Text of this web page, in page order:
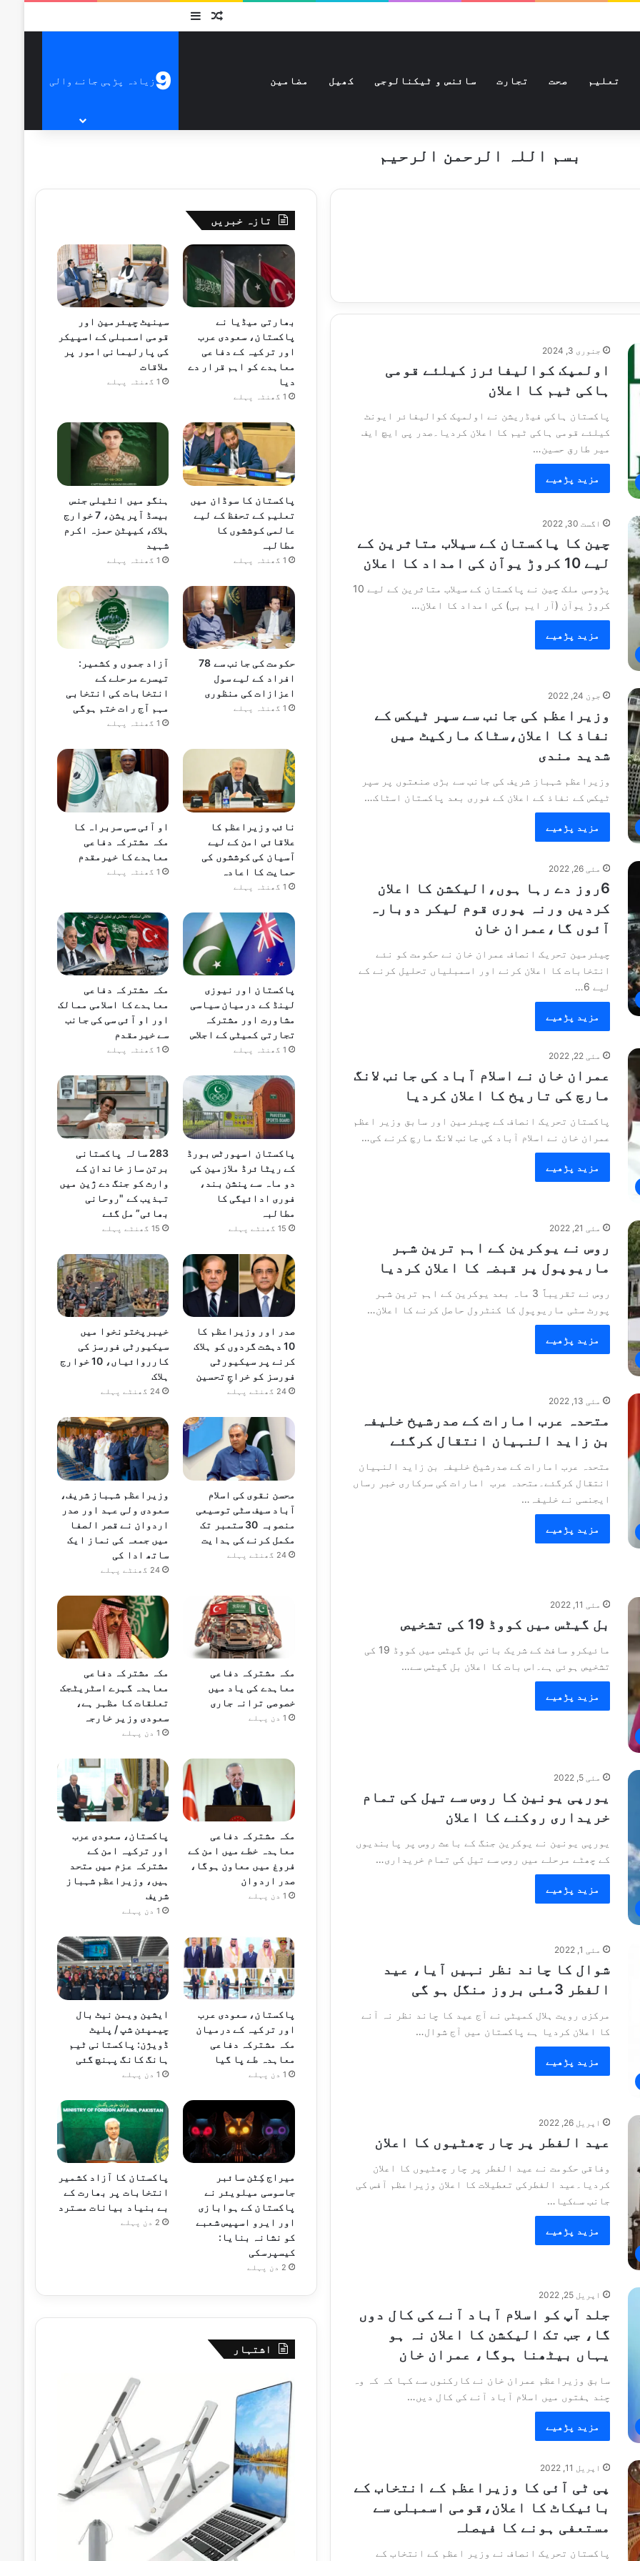
متفرق
تعلیم صحت تجارت سائنس و ٹیکنالوجی کھیل مضامین 9زیادہ پڑہی جانے والی
بسم اللہ الرحمن الرحیم
جنوری 3, 2024
اولمپک کوالیفائرز کیلئے قومی
ہاکی ٹیم کا اعلان
پاکستان ہاکی فیڈریشن نے اولمپک کوالیفائر ایونٹ
کیلئے قومی ہاکی ٹیم کا اعلان کردیا۔صدر پی ایچ ایف
میر طارق حسین…
مزید پڑھیے
اگست 30, 2022
چین کا پاکستان کے سیلاب متاثرین کے
لیے 10 کروڑ یوآن کی امداد کا اعلان
پڑوسی ملک چین نے پاکستان کے سیلاب متاثرین کے لیے 10
کروڑ یوآن (آر ایم بی) کی امداد کا اعلان…
مزید پڑھیے
جون 24, 2022
وزیراعظم کی جانب سے سپر ٹیکس کے
نفاذ کا اعلان،سٹاک مارکیٹ میں
شدید مندی
وزیراعظم شہباز شریف کی جانب سے بڑی صنعتوں پر سپر
ٹیکس کے نفاذ کے اعلان کے فوری بعد پاکستان اسٹاک…
مزید پڑھیے
مئی 26, 2022
6روز دے رہا ہوں،الیکشن کا اعلان
کردیں ورنہ پوری قوم لیکر دوبارہ
آئوں گا،عمران خان
چیئرمین تحریک انصاف عمران خان نے حکومت کو نئے
انتخابات کا اعلان کرنے اور اسمبلیاں تحلیل کرنے کے
لیے 6…
مزید پڑھیے
مئی 22, 2022
عمران خان نے اسلام آباد کی جانب لانگ
مارچ کی تاریخ کا اعلان کردیا
پاکستان تحریک انصاف کے چیئرمین اور سابق وزیر اعظم
عمران خان نے اسلام آباد کی جانب لانگ مارچ کرنے کی…
مزید پڑھیے
مئی 21, 2022
روس نے یوکرین کے اہم ترین شہر
ماریوپول پر قبضہ کا اعلان کردیا
روس نے تقریباً 3 ماہ بعد یوکرین کے اہم ترین شہر
پورٹ سٹی ماریوپول کا کنٹرول حاصل کرنے کا اعلان…
مزید پڑھیے
مئی 13, 2022
متحدہ عرب امارات کے صدرشیخ خلیفہ
بن زاید النہیان انتقال کرگئے
متحدہ عرب امارات کے صدرشیخ خلیفہ بن زاید النہیان
انتقال کرگئے۔متحدہ عرب امارات کی سرکاری خبر رساں
ایجنسی نے خلیفہ…
مزید پڑھیے
مئی 11, 2022
بل گیٹس میں کووڈ 19 کی تشخیص
مائیکرو سافٹ کے شریک بانی بل گیٹس میں کووڈ 19 کی
تشخیص ہوئی ہے۔اس بات کا اعلان بل گیٹس سے…
مزید پڑھیے
مئی 5, 2022
یورپی یونین کا روس سے تیل کی تمام
خریداری روکنے کا اعلان
یورپی یونین نے یوکرین جنگ کے باعث روس پر پابندیوں
کے چھٹے مرحلے میں روس سے تیل کی تمام خریداری…
مزید پڑھیے
مئی 1, 2022
شوال کا چاند نظر نہیں آیا، عید
الفطر 3مئی بروز منگل ہو گی
مرکزی رویت ہلال کمیٹی نے آج عید کا چاند نظر نہ آنے
کا اعلان کردیا ہے پاکستان میں آج شوال…
مزید پڑھیے
اپریل 26, 2022
عید الفطر پر چار چھٹیوں کا اعلان
وفاقی حکومت نے عید الفطر پر چار چھٹیوں کا اعلان
کردیا۔عید الفطرکی تعطیلات کا اعلان وزیراعظم آفس کی
جانب سےکیا…
مزید پڑھیے
اپریل 25, 2022
جلد آپ کو اسلام آباد آنے کی کال دوں
گا، جب تک الیکشن کا اعلان نہ ہو
یہاں بیٹھنا ہوگا، عمران خان
سابق وزیراعظم عمران خان نے کارکنوں سے کہا کہ کہ وہ
چند ہفتوں میں اسلام آباد آنے کی کال دیں…
مزید پڑھیے
اپریل 11, 2022
پی ٹی آئی کا وزیراعظم کے انتخاب کے
بائیکاٹ کا اعلان،قومی اسمبلی سے
مستعفی ہونے کا فیصلہ
پاکستان تحریک انصاف نے وزیر اعظم کے انتخاب کے
تازہ خبریں
بھارتی میڈیا نے
پاکستان، سعودی عرب
اور ترکیہ کے دفاعی
معاہدے کو اہم قرار دے
دیا
1 گھنٹہ پہلے
سینیٹ چیئرمین اور
قومی اسمبلی کے اسپیکر
کی پارلیمانی امور پر
ملاقات
1 گھنٹہ پہلے
پاکستان کا سوڈان میں
تعلیم کے تحفظ کے لیے
عالمی کوششوں کا
مطالبہ
1 گھنٹہ پہلے
ہنگو میں انٹیلی جنس
بیسڈ آپریشن، 7 خوارج
ہلاک، کیپٹن حمزہ اکرم
شہید
1 گھنٹہ پہلے
حکومت کی جانب سے 78
افراد کے لیے سول
اعزازات کی منظوری
1 گھنٹہ پہلے
آزاد جموں و کشمیر:
تیسرے مرحلے کے
انتخابات کی انتخابی
مہم آج رات ختم ہوگی
1 گھنٹہ پہلے
نائب وزیراعظم کا
علاقائی امن کے لیے
آسیان کی کوششوں کی
حمایت کا اعادہ
1 گھنٹہ پہلے
او آئی سی سربراہ کا
مکہ مشترکہ دفاعی
معاہدے کا خیرمقدم
1 گھنٹہ پہلے
پاکستان اور نیوزی
لینڈ کے درمیان سیاسی
مشاورت اور مشترکہ
تجارتی کمیٹی کے اجلاس
1 گھنٹہ پہلے
مکہ مشترکہ دفاعی
معاہدے کا اسلامی ممالک
اور او آئی سی کی جانب
سے خیرمقدم
1 گھنٹہ پہلے
پاکستان اسپورٹس بورڈ
کے ریٹائرڈ ملازمین کی
دو ماہ سے پنشن بند،
فوری ادائیگی کا
مطالبہ
15 گھنٹے پہلے
283 سالہ پاکستانی
برتن ساز خاندان کے
وارث کو جنگ دے ژین میں
تہذیب کے "روحانی
بھائی” مل گئے
15 گھنٹے پہلے
صدر اور وزیراعظم کا
10 دہشت گردوں کو ہلاک
کرنے پر سیکیورٹی
فورسز کو خراجِ تحسین
24 گھنٹے پہلے
خیبرپختونخوا میں
سیکیورٹی فورسز کی
کارروائیاں، 10 خوارج
ہلاک
24 گھنٹے پہلے
محسن نقوی کی اسلام
آباد سیف سٹی توسیعی
منصوبہ 30 ستمبر تک
مکمل کرنے کی ہدایت
24 گھنٹے پہلے
وزیراعظم شہباز شریف،
سعودی ولی عہد اور صدر
اردوان نے قصر الصفا
میں جمعہ کی نماز ایک
ساتھ ادا کی
24 گھنٹے پہلے
مکہ مشترکہ دفاعی
معاہدے کی یاد میں
خصوصی ترانہ جاری
1 دن پہلے
مکہ مشترکہ دفاعی
معاہدہ گہرے اسٹریٹجک
تعلقات کا مظہر ہے،
سعودی وزیر خارجہ
1 دن پہلے
مکہ مشترکہ دفاعی
معاہدہ خطے میں امن کے
فروغ میں معاون ہوگا،
صدر اردوان
1 دن پہلے
پاکستان، سعودی عرب
اور ترکیہ امن کے
مشترکہ عزم میں متحد
ہیں، وزیراعظم شہباز
شریف
1 دن پہلے
پاکستان، سعودی عرب
اور ترکیہ کے درمیان
مکہ مشترکہ دفاعی
معاہدہ طے پا گیا
1 دن پہلے
ایشین ویمن نیٹ بال
چیمپئن شپ / پلیٹ
ڈویژن: پاکستانی ٹیم
ہانگ کانگ پہنچ گئی
1 دن پہلے
میراج کِٹن سائبر
جاسوسی میلویئر نے
پاکستان کے ہوابازی
اور ایرو اسپیس شعبے
کو نشانہ بنایا:
کیسپرسکی
2 دن پہلے
پاکستان کا آزاد کشمیر
انتخابات پر بھارت کے
بے بنیاد بیانات مسترد
2 دن پہلے
اشتہار